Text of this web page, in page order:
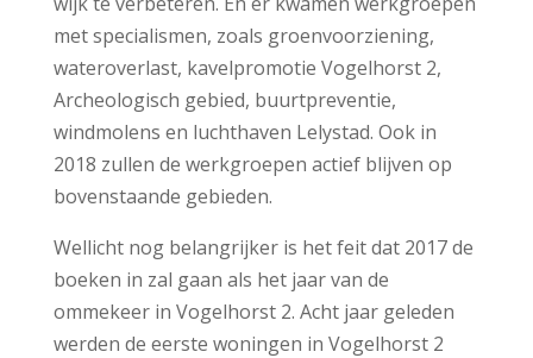
met specialismen, zoals groenvoorziening,
wateroverlast, kavelpromotie Vogelhorst 2,
Archeologisch gebied, buurtpreventie,
windmolens en luchthaven Lelystad. Ook in
2018 zullen de werkgroepen actief blijven op
bovenstaande gebieden.
Wellicht nog belangrijker is het feit dat 2017 de
boeken in zal gaan als het jaar van de
ommekeer in Vogelhorst 2. Acht jaar geleden
werden de eerste woningen in Vogelhorst 2